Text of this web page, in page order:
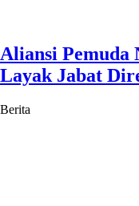
Aliansi Pemuda
Layak Jabat
Berita